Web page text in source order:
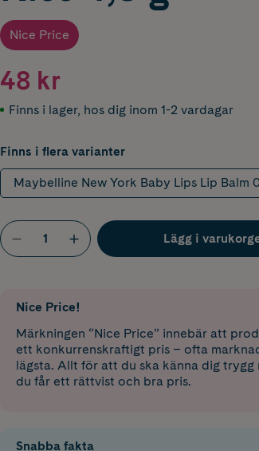
Nice Price
48 kr
Finns i lager, hos dig inom 1-2 vardagar
Finns i flera varianter
Maybelline New York Baby Lips Lip Balm
Lägg i
Nice Price!
Märkningen “Nice Price” innebär att
ett konkurrenskraftigt pris – ofta
lägsta. Allt för att du ska känna dig trygg
du får ett rättvist och bra pris.
Snabba fakta